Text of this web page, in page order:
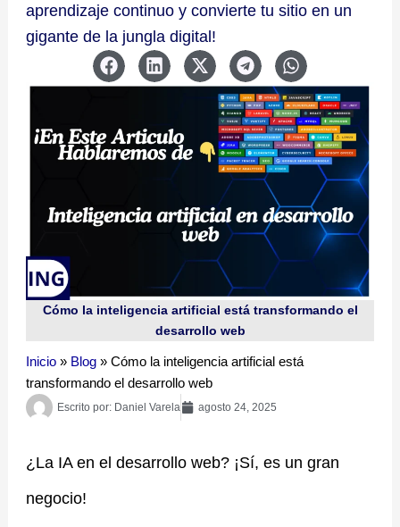
aprendizaje continuo y convierte tu sitio en un
gigante de la jungla digital!
Cómo la inteligencia artificial está transformando el
desarrollo web
Inicio» Blog» Cómo la inteligencia artificial está
transformando el desarrollo web
Escrito por:Daniel Varela agosto 24, 2025
¿La IA en el desarrollo web? ¡Sí, es un gran
negocio!